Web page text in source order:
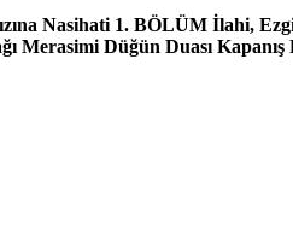
Nasihati 1. BÖLÜM İlahi,
Merasimi Düğün Duası Kapanış